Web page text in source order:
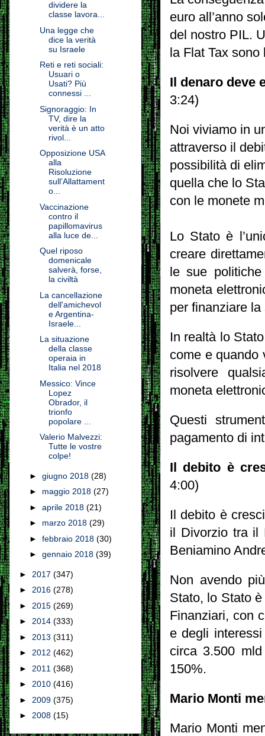
euro all’anno
del nostro PIL.
la Flat Tax
Il denaro deve
3:24)
Noi viviamo in
attraverso il
possibilità di
quella che lo
con le monete
Lo Stato è
creare
le sue
moneta
per finanziare
In realtà lo
come e quando
risolvere
moneta
Questi
pagamento di
Il debito è
4:00)
Il debito è
il Divorzio tra il
Beniamino
Non avendo
Stato, lo Stato
Finanziari, con
e degli
circa 3.500
150%.
Mario Monti
Mario Monti
dividere la
classe lavora...
Una legge che
dice la verità
su Israele
Reti e reti sociali:
Usuari o
Usati? Più
connessi ...
Signoraggio: In
TV, dire la
verità è un atto
rivol...
Opposizione USA
alla
Risoluzione
sull’Allattament
o...
Vaccinazione
contro il
papillomavirus
alla luce de...
Quel riposo
domenicale
salverà, forse,
la civiltà
La cancellazione
dell'amichevol
e Argentina-
Israele...
La situazione
della classe
operaia in
Italia nel 2018
Messico: Vince
Lopez
Obrador, il
trionfo
popolare ...
Valerio Malvezzi:
Tutte le vostre
colpe!
► giugno 2018 (28)
► maggio 2018 (27)
► aprile 2018 (21)
► marzo 2018 (29)
► febbraio 2018 (30)
► gennaio 2018 (39)
► 2017 (347)
► 2016 (278)
► 2015 (269)
► 2014 (333)
► 2013 (311)
► 2012 (462)
► 2011 (368)
► 2010 (416)
► 2009 (375)
► 2008 (15)